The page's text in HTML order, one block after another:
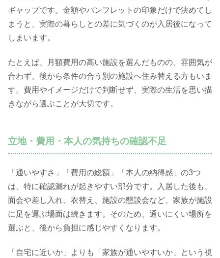
ギャップです。金額やパンフレットの印象だけで決めてし
まうと、実際の暮らしとの差に気づくのが入居後になって
しまいます。
たとえば、月額費用の高い施設を選んだものの、雰囲気が
合わず、後から条件の合う別の施設へ住み替える方もいま
す。費用やイメージだけで判断せず、実際の生活を思い描
きながら選ぶことが大切です。
立地・費用・本人の気持ちの確認不足
「通いやすさ」「費用の総額」「本人の納得感」の3つ
は、特に確認漏れが起きやすい部分です。入居した後も、
面会や差し入れ、衣替え、施設の懇談会など、家族が施設
に足を運ぶ場面は続きます。そのため、通いにくい場所を
選ぶと、後から負担に感じやすくなります。
「自宅に近いか」よりも「家族が通いやすいか」という視